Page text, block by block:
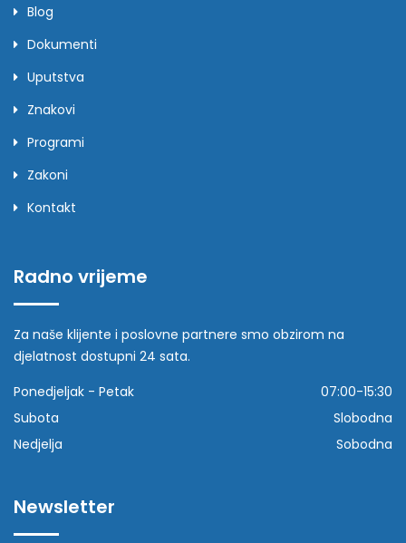
Blog
Dokumenti
Uputstva
Znakovi
Programi
Zakoni
Kontakt
Radno vrijeme
Za naše klijente i poslovne partnere smo obzirom na
djelatnost dostupni 24 sata.
Ponedjeljak - Petak
07:00-15:30
Subota
Slobodna
Nedjelja
Sobodna
Newsletter